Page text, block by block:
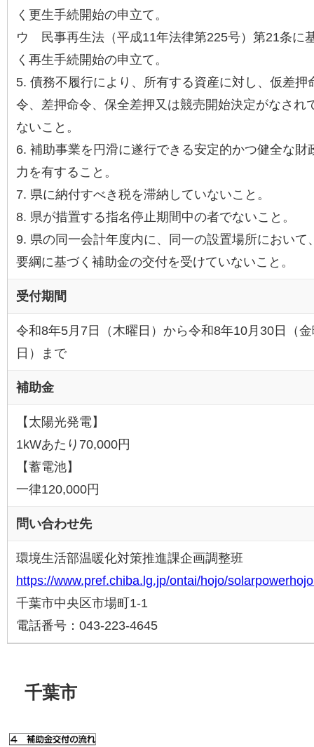
く更生手続開始の申立て。
ウ 民事再生法（平成11年法律第225号）第21条に
く再生手続開始の申立て。
5. 債務不履行により、所有する資産に対し、仮差押
令、差押命令、保全差押又は競売開始決定がなされ
ないこと。
6. 補助事業を円滑に遂行できる安定的かつ健全な財
力を有すること。
7. 県に納付すべき税を滞納していないこと。
8. 県が措置する指名停止期間中の者でないこと。
9. 県の同一会計年度内に、同一の設置場所において
要綱に基づく補助金の交付を受けていないこと。
受付期間
令和8年5月7日（木曜日）から令和8年10月30日（
日）まで
補助金
【太陽光発電】
1kWあたり70,000円
【蓄電池】
一律120,000円
問い合わせ先
環境生活部温暖化対策推進課企画調整班
https://www.pref.chiba.lg.jp/ontai/hojo/
千葉市中央区市場町1-1
電話番号：043-223-4645
千葉市